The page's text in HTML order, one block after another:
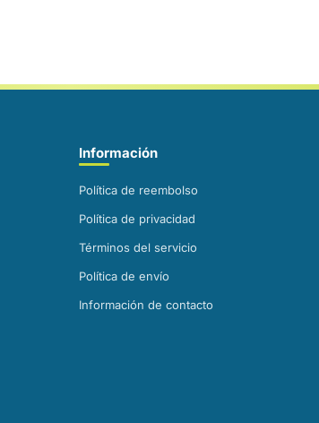
Información
Política de reembolso
Política de privacidad
Términos del servicio
Política de envío
Información de contacto